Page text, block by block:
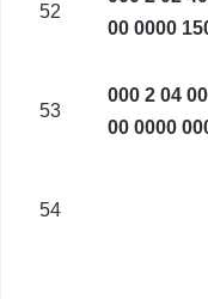
52
00 0000
53
000 2 04
00 0000
54